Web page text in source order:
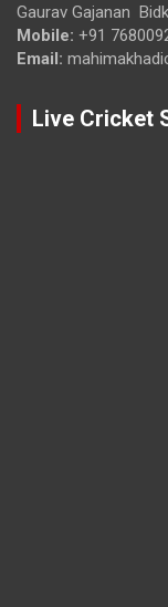
Gaurav Gajanan
Mobile: +91
Email:
Live Cricket